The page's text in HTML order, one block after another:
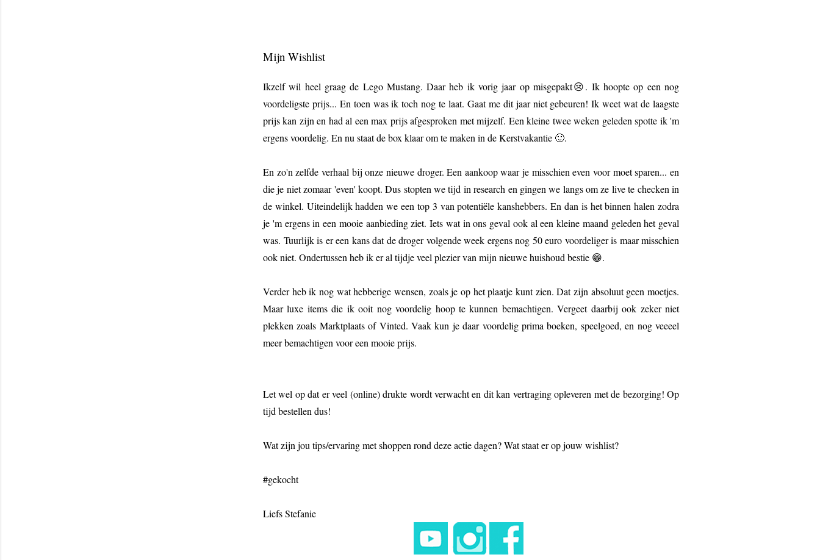
Mijn Wishlist
Ikzelf wil heel graag de Lego Mustang. Daar heb ik vorig jaar op misgepakt😢. Ik hoopte op een nog
voordeligste prijs... En toen was ik toch nog te laat. Gaat me dit jaar niet gebeuren! Ik weet wat de laagste
prijs kan zijn en had al een max prijs afgesproken met mijzelf. Een kleine twee weken geleden spotte ik 'm
ergens voordelig. En nu staat de box klaar om te maken in de Kerstvakantie 🙂.
En zo'n zelfde verhaal bij onze nieuwe droger. Een aankoop waar je misschien even voor moet sparen... en
die je niet zomaar 'even' koopt. Dus stopten we tijd in research en gingen we langs om ze live te checken in
de winkel. Uiteindelijk hadden we een top 3 van potentiële kanshebbers. En dan is het binnen halen zodra
je 'm ergens in een mooie aanbieding ziet. Iets wat in ons geval ook al een kleine maand geleden het geval
was. Tuurlijk is er een kans dat de droger volgende week ergens nog 50 euro voordeliger is maar misschien
ook niet. Ondertussen heb ik er al tijdje veel plezier van mijn nieuwe huishoud bestie 😁.
Verder heb ik nog wat hebberige wensen, zoals je op het plaatje kunt zien. Dat zijn absoluut geen moetjes.
Maar luxe items die ik ooit nog voordelig hoop te kunnen bemachtigen. Vergeet daarbij ook zeker niet
plekken zoals Marktplaats of Vinted. Vaak kun je daar voordelig prima boeken, speelgoed, en nog veeeel
meer bemachtigen voor een mooie prijs.
Let wel op dat er veel (online) drukte wordt verwacht en dit kan vertraging opleveren met de bezorging! Op
tijd bestellen dus!
Wat zijn jou tips/ervaring met shoppen rond deze actie dagen? Wat staat er op jouw wishlist?
#gekocht
Liefs Stefanie